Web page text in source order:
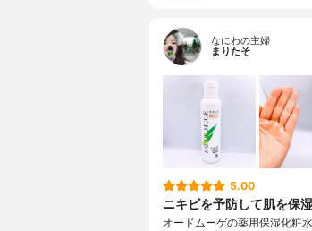
なにわの主婦
まりたそ
5.00
ニキビを予防して肌を保
オードムーゲの薬用保湿化粧